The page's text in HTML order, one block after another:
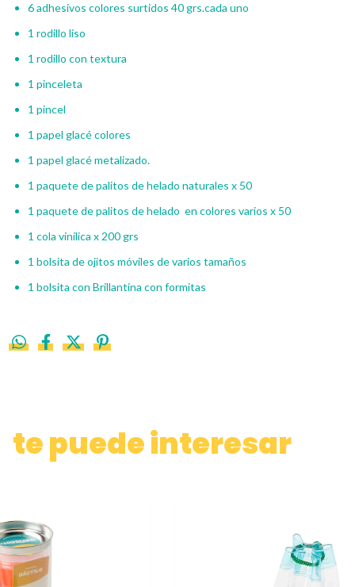
6 adhesivos colores surtidos 40 grs.cada uno
1 rodillo liso
1 rodillo con textura
1 pinceleta
1 pincel
1 papel glacé colores
1 papel glacé metalizado.
1 paquete de palitos de helado naturales x 50
1 paquete de palitos de helado en colores varios x 50
1 cola vinílica x 200 grs
1 bolsita de ojitos móviles de varios tamaños
1 bolsita con Brillantina con formitas
te puede interesar